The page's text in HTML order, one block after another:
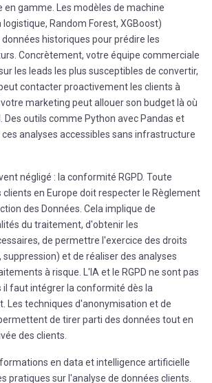
gamme. Les modèles de machine
Random Forest, XGBoost)
historiques pour prédire les
Concrètement, votre équipe commerciale
les leads les plus susceptibles de convertir,
contacter proactivement les clients à
marketing peut allouer son budget là où
Des outils comme Python avec Pandas et
analyses accessibles sans infrastructure
négligé : la conformité RGPD. Toute
clients en Europe doit respecter le Règlement
des Données. Cela implique de
du traitement, d'obtenir les
de permettre l'exercice des droits
et de réaliser des analyses
à risque. L'IA et le RGPD ne sont pas
il faut intégrer la conformité dès la
Les techniques d'anonymisation et de
de tirer parti des données tout en
des clients.
en data et intelligence artificielle
pratiques sur l'analyse de données clients.